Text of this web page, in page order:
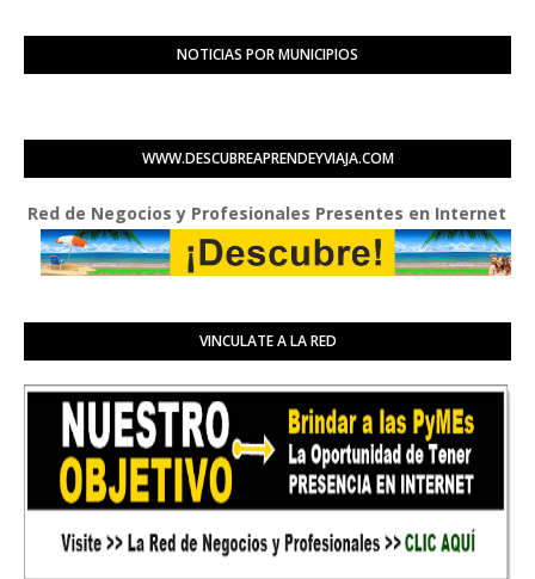
NOTICIAS POR MUNICIPIOS
WWW.DESCUBREAPRENDEYVIAJA.COM
Negocios y Profesionales Presentes en Internet
VINCULATE A LA RED